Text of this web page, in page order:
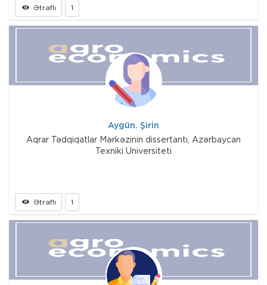
Ətraflı 1
Aygün. Şirin
Aqrar Tədqiqatlar Mərkəzinin dissertantı, Azərbaycan
Texniki Universiteti
Ətraflı 1